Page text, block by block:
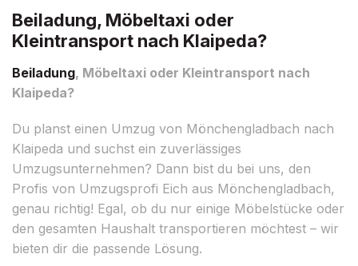
Beiladung, Möbeltaxi oder
Kleintransport nach Klaipeda?
Beiladung, Möbeltaxi oder Kleintransport nach
Klaipeda?
Du planst einen Umzug von Mönchengladbach nach
Klaipeda und suchst ein zuverlässiges
Umzugsunternehmen? Dann bist du bei uns, den
Profis von Umzugsprofi Eich aus Mönchengladbach,
genau richtig! Egal, ob du nur einige Möbelstücke oder
den gesamten Haushalt transportieren möchtest – wir
bieten dir die passende Lösung.